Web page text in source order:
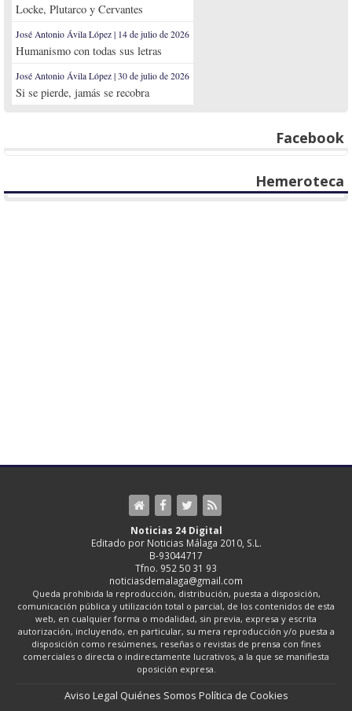
Locke, Plutarco y Cervantes
José Antonio Ávila López | 14 de julio de 2026
Humanismo con todas sus letras
José Antonio Ávila López | 30 de julio de 2026
Si se pierde, jamás se recobra
Facebook
Hemeroteca
Noticias 24 Digital
Editado por Noticias Málaga 2010, S.L.
B-93044717
Tfno. 952 50 31 93
noticiasdemalaga@gmail.com
Queda prohibida la reproducción, distribución, puesta a disposición,
comunicación pública y utilización total o parcial, de los contenidos de esta
web, en cualquier forma o modalidad, sin previa, expresa y escrita
autorización, incluyendo, en particular, su mera reproducción y/o puesta a
disposición como resúmenes, reseñas o revistas de prensa con fines
comerciales o directa o indirectamente lucrativos, a la que se manifiesta
oposición expresa.
Aviso Legal Quiénes Somos Política de Cookies